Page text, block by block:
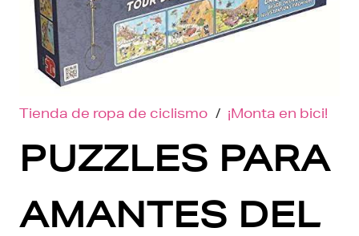
Tienda de ropa de ciclismo / ¡Monta en bici!
PUZZLES PARA
AMANTES DEL